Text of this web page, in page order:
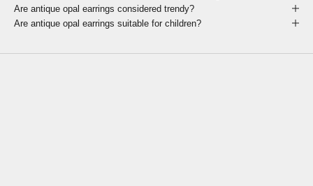
Are antique opal earrings considered trendy?
Are antique opal earrings suitable for children?